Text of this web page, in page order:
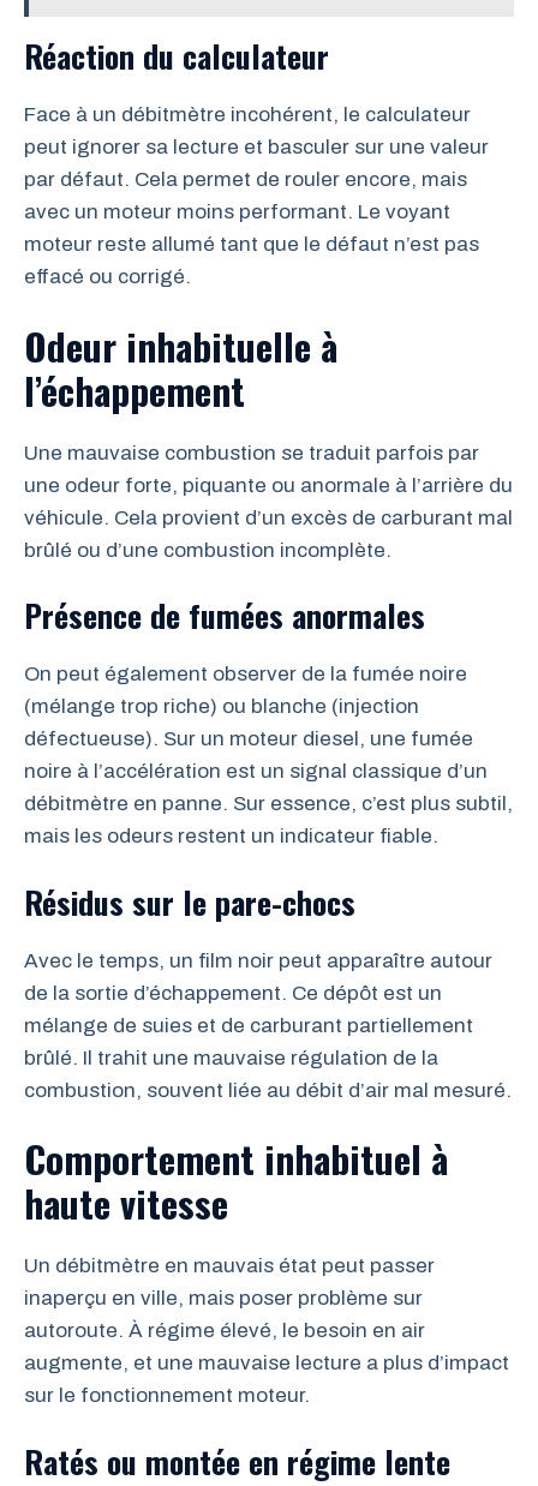
Réaction du calculateur
Face à un débitmètre incohérent, le calculateur
peut ignorer sa lecture et basculer sur une valeur
par défaut. Cela permet de rouler encore, mais
avec un moteur moins performant. Le voyant
moteur reste allumé tant que le défaut n’est pas
effacé ou corrigé.
Odeur inhabituelle à
l’échappement
Une mauvaise combustion se traduit parfois par
une odeur forte, piquante ou anormale à l’arrière du
véhicule. Cela provient d’un excès de carburant mal
brûlé ou d’une combustion incomplète.
Présence de fumées anormales
On peut également observer de la fumée noire
(mélange trop riche) ou blanche (injection
défectueuse). Sur un moteur diesel, une fumée
noire à l’accélération est un signal classique d’un
débitmètre en panne. Sur essence, c’est plus subtil,
mais les odeurs restent un indicateur fiable.
Résidus sur le pare-chocs
Avec le temps, un film noir peut apparaître autour
de la sortie d’échappement. Ce dépôt est un
mélange de suies et de carburant partiellement
brûlé. Il trahit une mauvaise régulation de la
combustion, souvent liée au débit d’air mal mesuré.
Comportement inhabituel à
haute vitesse
Un débitmètre en mauvais état peut passer
inaperçu en ville, mais poser problème sur
autoroute. À régime élevé, le besoin en air
augmente, et une mauvaise lecture a plus d’impact
sur le fonctionnement moteur.
Ratés ou montée en régime lente